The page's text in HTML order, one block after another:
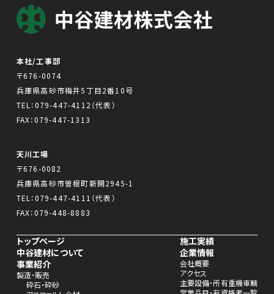
本社/工事部
〒676-0074
兵庫県高砂市梅井5丁目2番10号
TEL：079-447-4112 （代表）
FAX：079-447-1313
天川工場
〒676-0082
兵庫県高砂市曽根町新開2945-1
TEL：079-447-4111 （代表）
FAX：079-448-8883
トップページ
中谷建材について
事業紹介
製造・販売
砕石・砕砂
施工実績
企業情報
会社概要
アクセス
主要設備・所有重機車輌